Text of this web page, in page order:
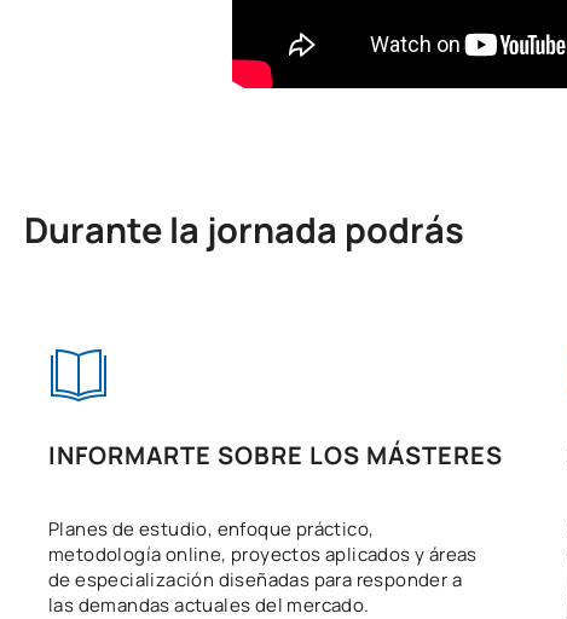
Durante la jornada podrás
INFORMARTE SOBRE LOS MÁSTERES
Planes de estudio, enfoque práctico,
metodología online, proyectos aplicados y áreas
de especialización diseñadas para responder a
las demandas actuales del mercado.